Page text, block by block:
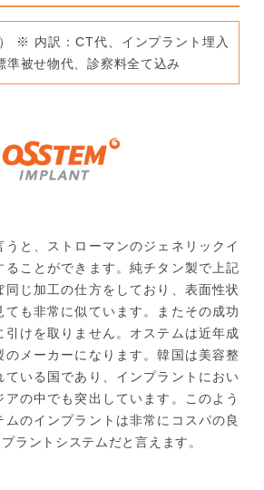
※ 内訳：CT代、インプラント埋入
被せ物代、診察料全て込み
うと、ストローマンのジェネリックイ
ることができます。純チタン製で上記
同じ加工の仕方をしており、表面性状
ても非常に似ています。またその成功
引けを取りません。オステムは近年成
のメーカーになります。韓国は美容整
ている国であり、インプラントにおい
アの中でも突出しています。このよう
ムのインプラントは非常にコスパの良
ラントシステムだと言えます。